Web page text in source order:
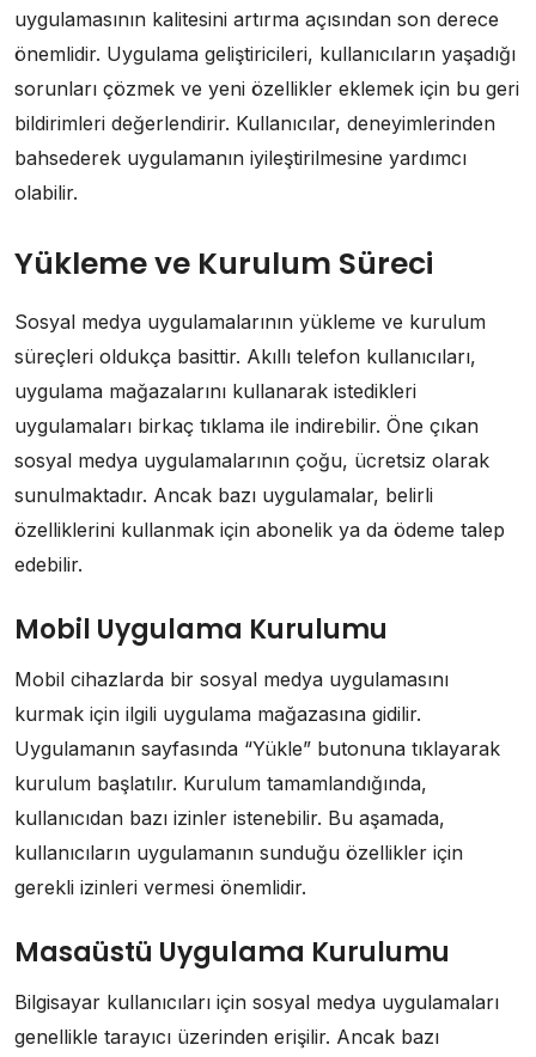
uygulamasının kalitesini artırma açısından son derece
önemlidir. Uygulama geliştiricileri, kullanıcıların yaşadığı
sorunları çözmek ve yeni özellikler eklemek için bu geri
bildirimleri değerlendirir. Kullanıcılar, deneyimlerinden
bahsederek uygulamanın iyileştirilmesine yardımcı
olabilir.
Yükleme ve Kurulum Süreci
Sosyal medya uygulamalarının yükleme ve kurulum
süreçleri oldukça basittir. Akıllı telefon kullanıcıları,
uygulama mağazalarını kullanarak istedikleri
uygulamaları birkaç tıklama ile indirebilir. Öne çıkan
sosyal medya uygulamalarının çoğu, ücretsiz olarak
sunulmaktadır. Ancak bazı uygulamalar, belirli
özelliklerini kullanmak için abonelik ya da ödeme talep
edebilir.
Mobil Uygulama Kurulumu
Mobil cihazlarda bir sosyal medya uygulamasını
kurmak için ilgili uygulama mağazasına gidilir.
Uygulamanın sayfasında “Yükle” butonuna tıklayarak
kurulum başlatılır. Kurulum tamamlandığında,
kullanıcıdan bazı izinler istenebilir. Bu aşamada,
kullanıcıların uygulamanın sunduğu özellikler için
gerekli izinleri vermesi önemlidir.
Masaüstü Uygulama Kurulumu
Bilgisayar kullanıcıları için sosyal medya uygulamaları
genellikle tarayıcı üzerinden erişilir. Ancak bazı